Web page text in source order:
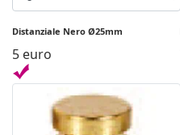
Distanziale Nero Ø25mm
5 euro